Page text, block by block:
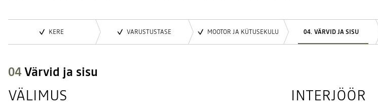
KERE VARUSTUSTASE MOOTOR JA KÜTUSEKULU VÄRVID JA SISU
04Värvid ja sisu
VÄLIMUS INTERJÖÖR